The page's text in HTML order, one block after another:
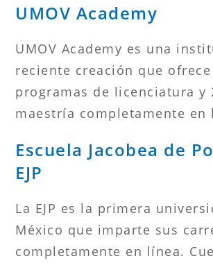
UMOV Academy
UMOV Academy es una
reciente creación que ofrece
programas de licenciatura y
maestría completamente en
Escuela Jacobea de
EJP
La EJP es la primera
México que imparte sus
completamente en línea.